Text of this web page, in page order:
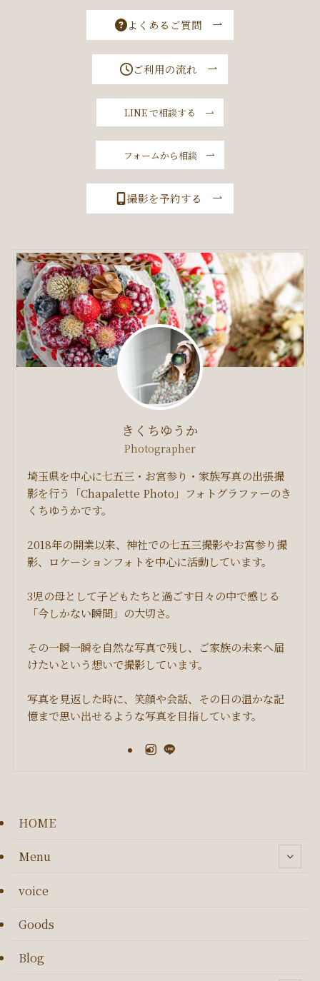
よくあるご質問
ご利用の流れ
LINE で相談する
フォームから相談
撮影を予約する
きくちゆうか
Photographer
埼玉県を中心に七五三・お宮参り・家族写真の出張撮
影を行う「Chapalette Photo」フォトグラファーのき
くちゆうかです。
2018年の開業以来、神社での七五三撮影やお宮参り撮
影、ロケーションフォトを中心に活動しています。
3児の母として子どもたちと過ごす日々の中で感じる
「今しかない瞬間」の大切さ。
その一瞬一瞬を自然な写真で残し、ご家族の未来へ届
けたいという想いで撮影しています。
写真を見返した時に、笑顔や会話、その日の温かな記
憶まで思い出せるような写真を目指しています。
HOME
Menu
voice
Goods
Blog